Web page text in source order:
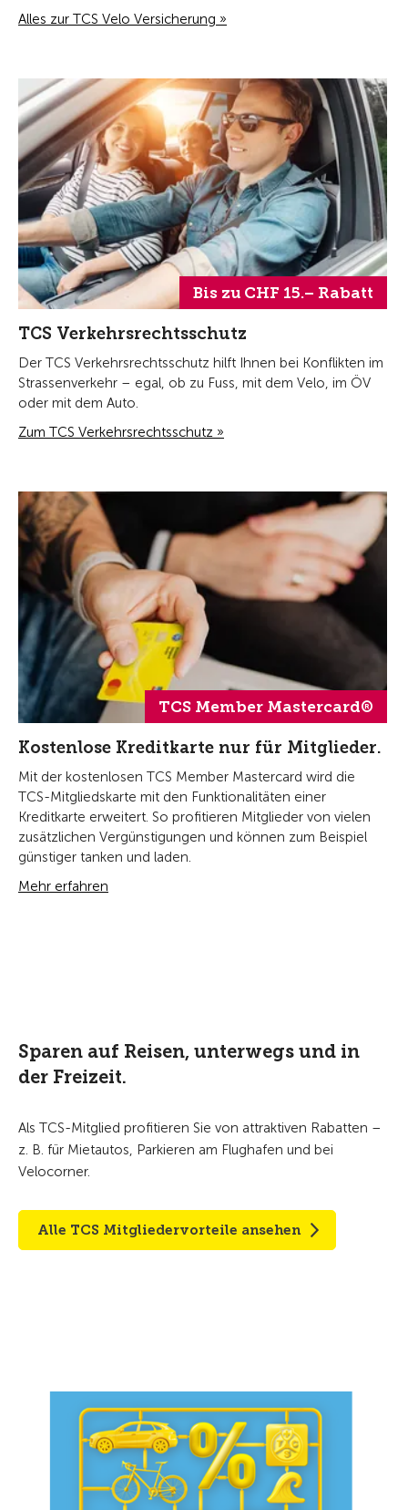
Alles zur TCS Velo Versicherung »
Bis zu CHF 15.– Rabatt
TCS Verkehrsrechtsschutz
Der TCS Verkehrsrechtsschutz hilft Ihnen bei Konflikten im
Strassenverkehr – egal, ob zu Fuss, mit dem Velo, im ÖV
oder mit dem Auto.
Zum TCS Verkehrsrechtsschutz »
TCS Member Mastercard®
Kostenlose Kreditkarte nur für Mitglieder.
Mit der kostenlosen TCS Member Mastercard wird die
TCS-Mitgliedskarte mit den Funktionalitäten einer
Kreditkarte erweitert. So profitieren Mitglieder von vielen
zusätzlichen Vergünstigungen und können zum Beispiel
günstiger tanken und laden.
Mehr erfahren
Sparen auf Reisen, unterwegs und in
der Freizeit.
Als TCS-Mitglied profitieren Sie von attraktiven Rabatten –
z. B. für Mietautos, Parkieren am Flughafen und bei
Velocorner.
Alle TCS Mitgliedervorteile ansehen